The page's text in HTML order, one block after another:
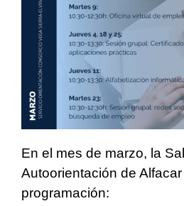
En el mes de marzo, la
Autoorientación de
programación: